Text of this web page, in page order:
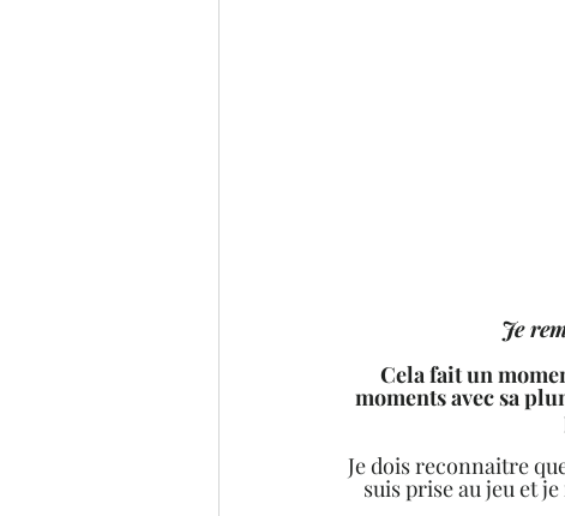
Je
Cela fait un
moments avec sa
Je dois reconnaitre
suis prise au jeu et